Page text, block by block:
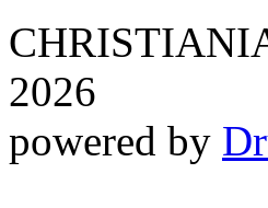
2026
powered by